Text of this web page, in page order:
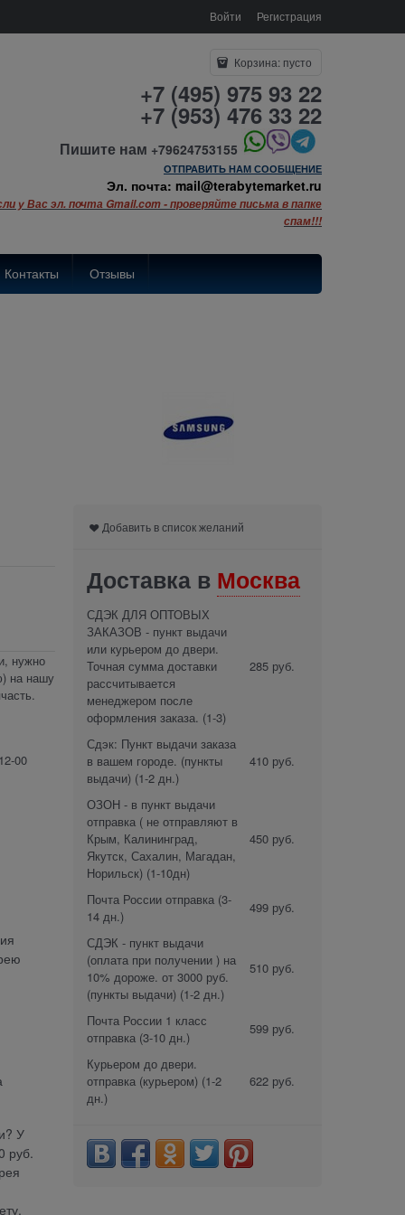
Войти Регистрация
Корзина: пусто
+7 (495) 975 93 22
+7 (953) 476 33 22
Пишите нам +79624753155
ОТПРАВИТЬ НАМ СООБЩЕНИЕ
Эл. почта: mail@terabytemarket.ru
у Вас эл. почта Gmail.com - проверяйте письма в папке
спам!!!
Контакты Отзывы
нужно
на нашу
00
У
руб.
Добавить в список желаний
Доставка в Москва
СДЭК ДЛЯ ОПТОВЫХ
ЗАКАЗОВ - пункт выдачи
или курьером до двери.
Точная сумма доставки
рассчитывается
менеджером после
оформления заказа. (1-3)
285 руб.
Сдэк: Пункт выдачи заказа
в вашем городе. (пункты
выдачи) (1-2 дн.)
410 руб.
ОЗОН - в пункт выдачи
отправка ( не отправляют в
Крым, Калининград,
Якутск, Сахалин, Магадан,
Норильск) (1-10дн)
450 руб.
Почта России отправка (3-
14 дн.)
499 руб.
СДЭК - пункт выдачи
(оплата при получении ) на
10% дороже. от 3000 руб.
(пункты выдачи) (1-2 дн.)
510 руб.
Почта России 1 класс
отправка (3-10 дн.)
599 руб.
Курьером до двери.
отправка (курьером) (1-2
дн.)
622 руб.